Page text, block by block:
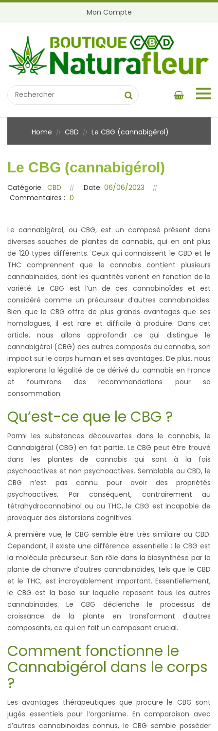
Mon Compte
Home // CBD // Le CBG (cannabigérol)
Le CBG (cannabigérol)
Catégorie : CBD Date: 06/06/2023
Commentaires : 0
Le cannabigérol, ou CBG, est un composé présent dans
diverses souches de plantes de cannabis, qui en ont plus
de 120 types différents. Ceux qui connaissent le CBD et le
THC comprennent que le cannabis contient plusieurs
cannabinoïdes, dont les quantités varient en fonction de la
variété. Le CBG est l’un de ces cannabinoïdes et est
considéré comme un précurseur d’autres cannabinoïdes.
Bien que le CBG offre de plus grands avantages que ses
homologues, il est rare et difficile à produire. Dans cet
article, nous allons approfondir ce qui distingue le
cannabigérol (CBG) des autres composés du cannabis, son
impact sur le corps humain et ses avantages. De plus, nous
explorerons la légalité de ce dérivé du cannabis en France
et fournirons des recommandations pour sa
consommation.
Qu’est-ce que le CBG ?
Parmi les substances découvertes dans le cannabis, le
Cannabigérol (CBG) en fait partie. Le CBG peut être trouvé
dans les plantes de cannabis qui sont à la fois
psychoactives et non psychoactives. Semblable au CBD, le
CBG n’est pas connu pour avoir des propriétés
psychoactives. Par conséquent, contrairement au
tétrahydrocannabinol ou au THC, le CBG est incapable de
provoquer des distorsions cognitives.
À première vue, le CBG semble être très similaire au CBD.
Cependant, il existe une différence essentielle : le CBG est
la molécule précurseur. Son rôle dans la biosynthèse par la
plante de chanvre d’autres cannabinoïdes, tels que le CBD
et le THC, est incroyablement important. Essentiellement,
le CBG est la base sur laquelle reposent tous les autres
cannabinoïdes. Le CBG déclenche le processus de
croissance de la plante en transformant d’autres
composants, ce qui en fait un composant crucial.
Comment fonctionne le
Cannabigérol dans le corps
?
Les avantages thérapeutiques que procure le CBG sont
jugés essentiels pour l’organisme. En comparaison avec
d’autres cannabinoïdes connus, le CBG semble posséder